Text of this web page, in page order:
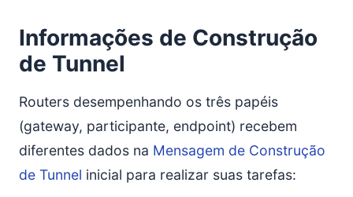
Informações de Construção
de Tunnel
Routers desempenhando os três papéis
(gateway, participante, endpoint) recebem
diferentes dados na Mensagem de Construção
de Tunnel inicial para realizar suas tarefas: